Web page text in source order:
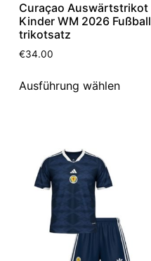
Curaçao Auswärtstrikot
Kinder WM 2026 Fußball
trikotsatz
€34.00
Ausführung wählen